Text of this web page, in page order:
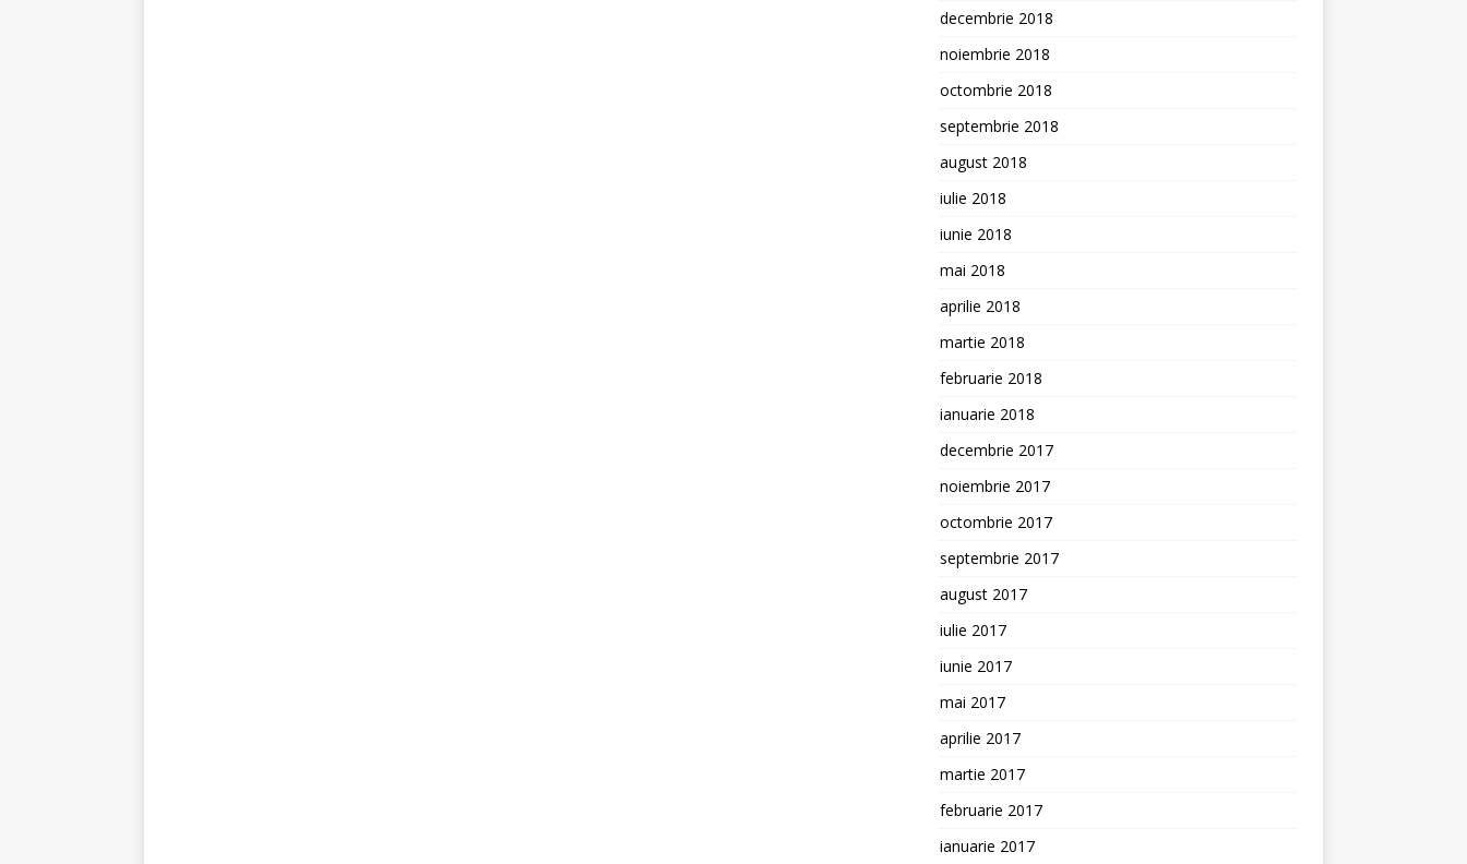
decembrie 2018
noiembrie 2018
octombrie 2018
septembrie 2018
august 2018
iulie 2018
iunie 2018
mai 2018
aprilie 2018
martie 2018
februarie 2018
ianuarie 2018
decembrie 2017
noiembrie 2017
octombrie 2017
septembrie 2017
august 2017
iulie 2017
iunie 2017
mai 2017
aprilie 2017
martie 2017
februarie 2017
ianuarie 2017